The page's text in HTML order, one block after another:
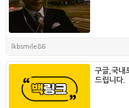
lkbsmile86
구글,국내
드립니다.